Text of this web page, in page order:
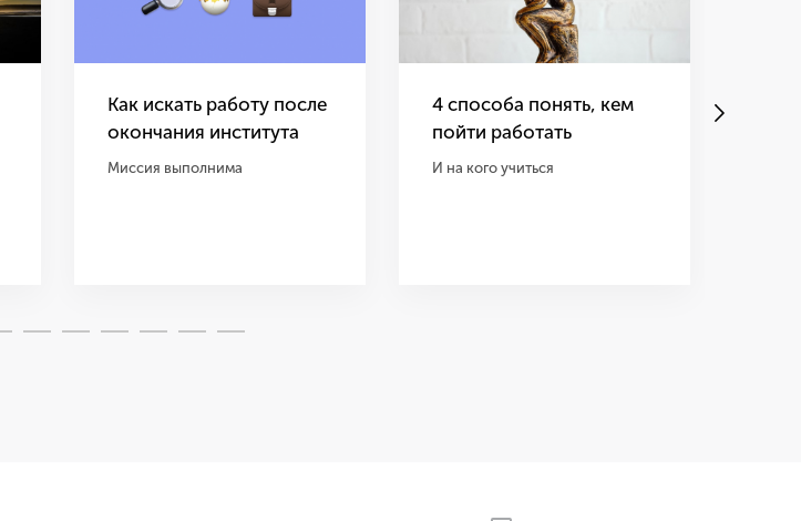
Как искать работу после
окончания института
Миссия выполнима
4 способа понять, кем
пойти работать
И на кого учиться